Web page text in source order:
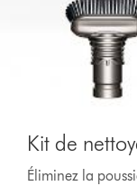
Kit de
Éliminez la